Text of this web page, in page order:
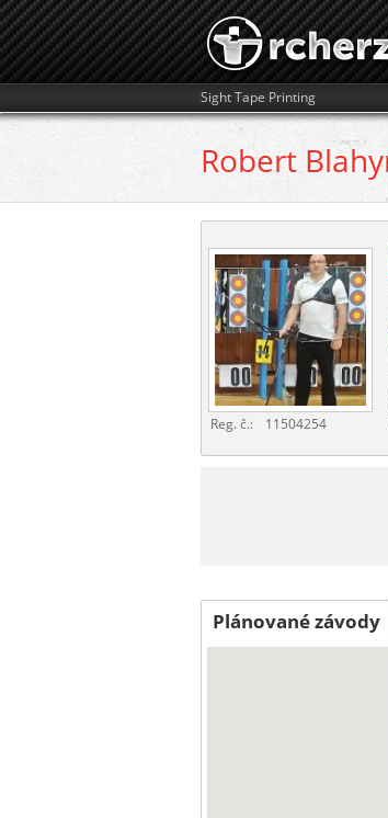
Sight Tape Printing
Robert
Reg. č.: 11504254
Plánované závody